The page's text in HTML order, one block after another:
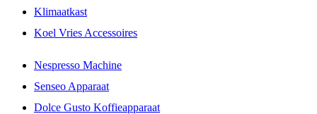
Klimaatkast
Koel Vries Accessoires
Nespresso Machine
Senseo Apparaat
Dolce Gusto Koffieapparaat